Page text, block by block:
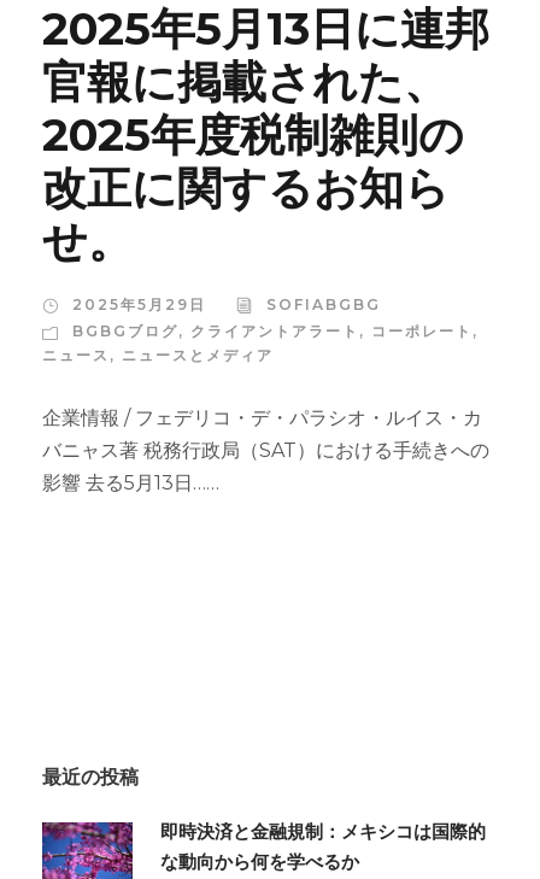
2025年5月13日に連邦
官報に掲載された、
2025年度税制雑則の
改正に関するお知ら
せ。
2025年5月29日
SOFIABGBG
BGBGブログ, クライアントアラート , コーポレート ,
ニュース , ニュースとメディア
企業情報 / フェデリコ・デ・パラシオ・ルイス・カ
バニャス著 税務行政局（SAT）における手続きへの
影響 去る5月13日……
最近の投稿
即時決済と金融規制：メキシコは国際的
な動向から何を学べるか